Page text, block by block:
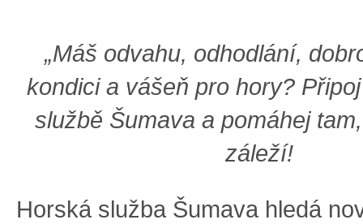
„Máš odvahu, odhodlání,
kondici a vášeň pro hory?
službě Šumava a pomáhej
záleží!
Horská služba Šumava hledá